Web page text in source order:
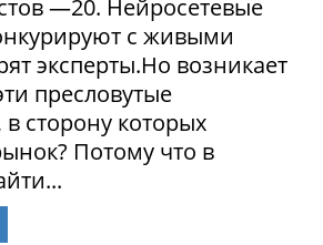
—20. Нейросетевые
с живыми
эксперты.Но возникает
пресловутые
в сторону которых
Потому что в